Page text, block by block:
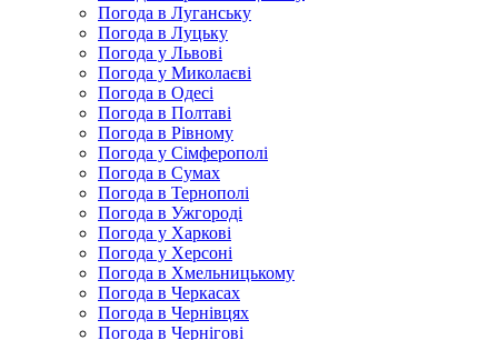
Погода в Луганську
Погода в Луцьку
Погода у Львові
Погода у Миколаєві
Погода в Одесі
Погода в Полтаві
Погода в Рівному
Погода у Сімферополі
Погода в Сумах
Погода в Тернополі
Погода в Ужгороді
Погода у Харкові
Погода у Херсоні
Погода в Хмельницькому
Погода в Черкасах
Погода в Чернівцях
Погода в Чернігові